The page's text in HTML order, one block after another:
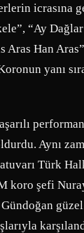
icrasına
“Ay
Aras Han
yanı
Aynı
Türk
koro şefi